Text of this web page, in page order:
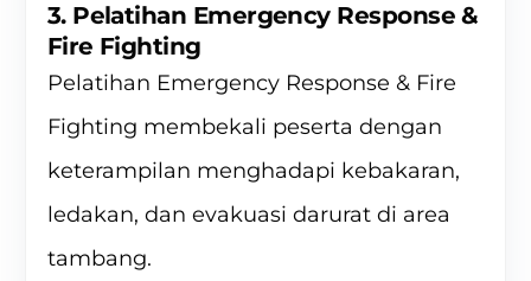
3. Pelatihan Emergency Response &
Fire Fighting
Pelatihan Emergency Response & Fire
Fighting membekali peserta dengan
keterampilan menghadapi kebakaran,
ledakan, dan evakuasi darurat di area
tambang.